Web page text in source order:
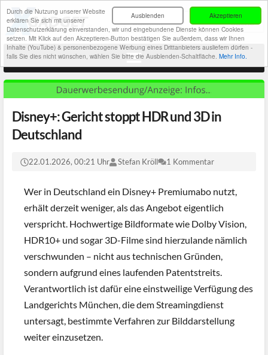
Akzeptieren
Ausblenden
Durch die Nutzung unserer Website
erklären Sie sich mit unserer
Datenschutzerklärung einverstanden, wir und eingebundene Dienste können Cookies
setzen. Mit Klick auf den Akzeptieren-Button bestätigen Sie außerdem, dass wir Ihnen
Inhalte (YouTube) & personenbezogene Werbung eines Drittanbieters ausliefern dürfen -
falls Sie dies nicht wünschen, wählen Sie bitte die Ausblenden-Schaltfläche. Mehr Info.
Disney+: Gericht stoppt HDR und 3D in
Deutschland
22.01.2026, 00:21 Uhr Stefan Kröll 1 Kommentar
Wer in Deutschland ein Disney+ Premiumabo nutzt,
erhält derzeit weniger, als das Angebot eigentlich
verspricht. Hochwertige Bildformate wie Dolby Vision,
HDR10+ und sogar 3D-Filme sind hierzulande nämlich
verschwunden – nicht aus technischen Gründen,
sondern aufgrund eines laufenden Patentstreits.
Verantwortlich ist dafür eine einstweilige Verfügung des
Landgerichts München, die dem Streamingdienst
untersagt, bestimmte Verfahren zur Bilddarstellung
weiter einzusetzen.